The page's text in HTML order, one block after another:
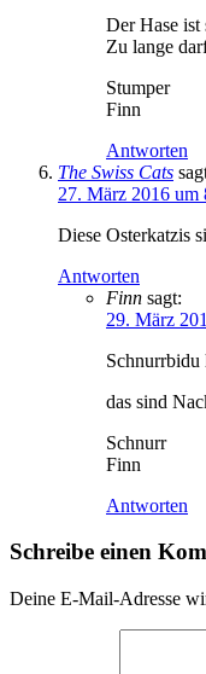
Der Hase ist
Zu lange
Stumper
Finn
Antworten
The Swiss Cats
27. März 2016 um
Diese Osterkatzis
Antworten
Finn sagt:
29. März
das sind
Schnurr
Finn
Antworten
Schreibe einen
Deine E-Mail-Adresse